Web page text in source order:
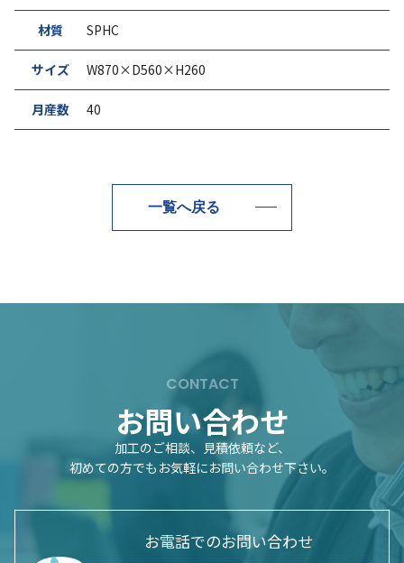
材質 SPHC
サイズ W870×D560×H260
月産数 40
一覧へ戻る
CONTACT
お問い合わせ
加工のご相談、見積依頼など、
初めての方でもお気軽にお問い合わせ下さい。
お電話でのお問い合わせ